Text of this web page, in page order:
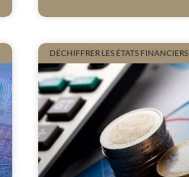
DÉCHIFFRER LES ÉTATS FINANCIERS